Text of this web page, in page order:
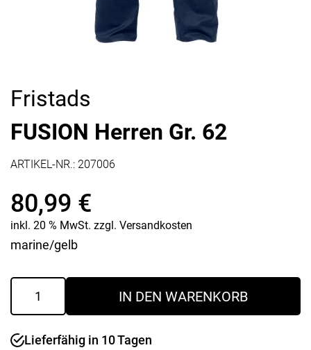
Fristads
FUSION Herren Gr. 62
ARTIKEL-NR.: 207006
80,99 €
inkl. 20 % MwSt. zzgl. Versandkosten
marine/gelb
FUSION
Herren
Gr.
Menge
IN DEN WARENKORB
Lieferfähig in 10 Tagen